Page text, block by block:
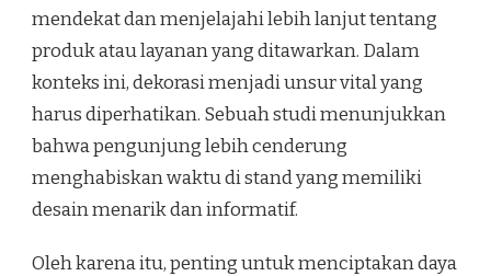
mendekat dan menjelajahi lebih lanjut tentang
produk atau layanan yang ditawarkan. Dalam
konteks ini, dekorasi menjadi unsur vital yang
harus diperhatikan. Sebuah studi menunjukkan
bahwa pengunjung lebih cenderung
menghabiskan waktu di stand yang memiliki
desain menarik dan informatif.
Oleh karena itu, penting untuk menciptakan daya